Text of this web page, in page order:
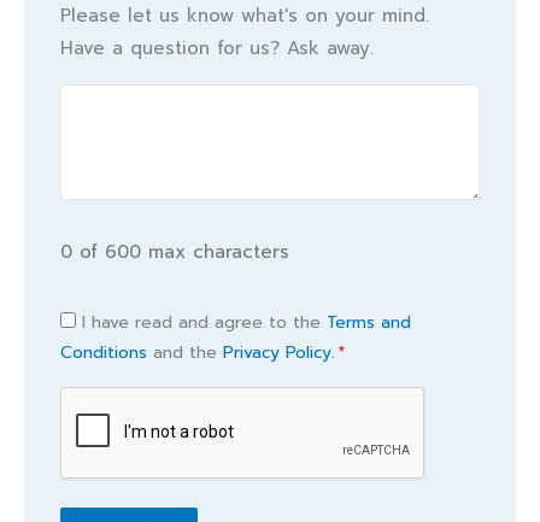
Please let us know what's on your mind.
Have a question for us? Ask away.
0 of 600 max characters
Consent
*
I have read and agree to the Terms and
Conditions and the Privacy Policy. *